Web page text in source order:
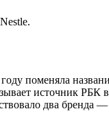
поменяла
источник
два бренда